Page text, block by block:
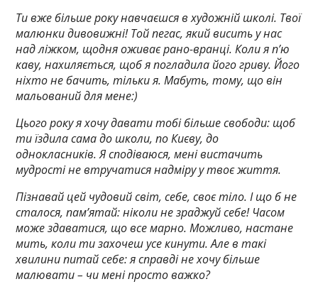
Ти вже більше року навчаєшся в художній школі. Твої
малюнки дивовижні! Той пегас, який висить у нас
над ліжком, щодня оживає рано-вранці. Коли я п’ю
каву, нахиляється, щоб я погладила його гриву. Його
ніхто не бачить, тільки я. Мабуть, тому, що він
мальований для мене:)
Цього року я хочу давати тобі більше свободи: щоб
ти їздила сама до школи, по Києву, до
однокласників. Я сподіваюся, мені вистачить
мудрості не втручатися надміру у твоє життя.
Пізнавай цей чудовий світ, себе, своє тіло. І що б не
сталося, пам’ятай: ніколи не зраджуй себе! Часом
може здаватися, що все марно. Можливо, настане
мить, коли ти захочеш усе кинути. Але в такі
хвилини питай себе: я справді не хочу більше
малювати – чи мені просто важко?